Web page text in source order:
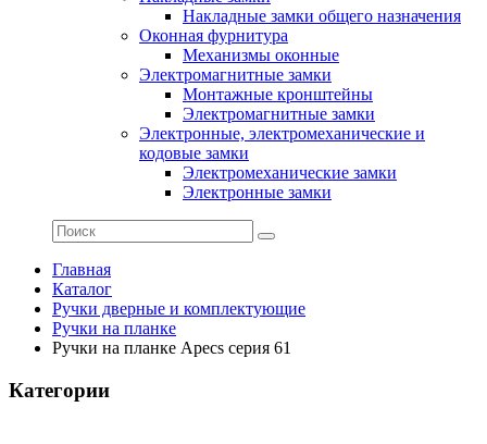
Накладные замки общего назначения
Оконная фурнитура
Механизмы оконные
Электромагнитные замки
Монтажные кронштейны
Электромагнитные замки
Электронные, электромеханические и
кодовые замки
Электромеханические замки
Электронные замки
Главная
Каталог
Ручки дверные и комплектующие
Ручки на планке
Ручки на планке Apecs серия 61
Категории